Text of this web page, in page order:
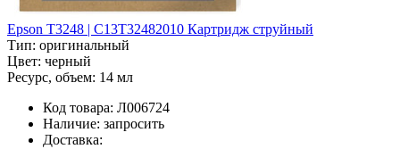
Epson T3248 | C13T32482010 Картридж струйный
Тип: оригинальный
Цвет: черный
Ресурс, объем: 14 мл
Код товара: Л006724
Наличие: запросить
Доставка: